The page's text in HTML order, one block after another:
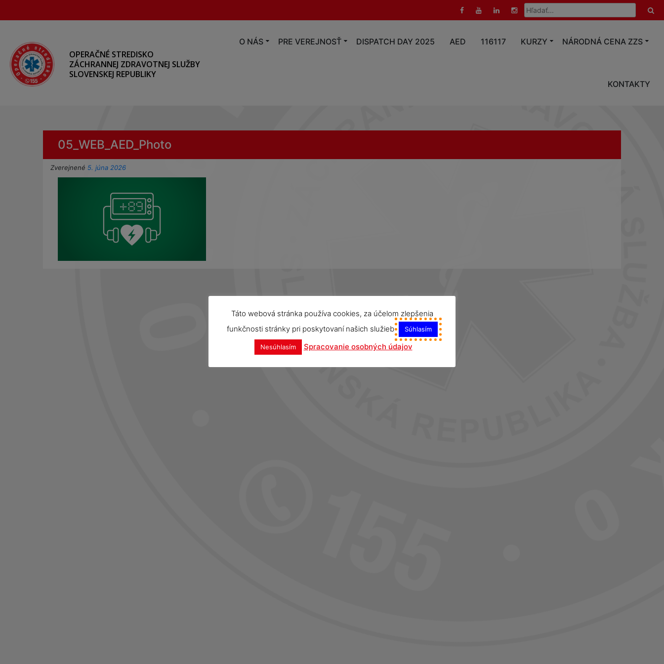
Hľadať:
OPERAČNÉ STREDISKO
ZÁCHRANNEJ ZDRAVOTNEJ SLUŽBY
SLOVENSKEJ REPUBLIKY
O NÁS PRE VEREJNOSŤ DISPATCH DAY 2025 AED 116117 KURZY NÁRODNÁ CENA ZZS
KONTAKTY
05_WEB_AED_Photo
Zverejnené 5. júna 2026
Táto webová stránka používa cookies, za účelom zlepšenia
funkčnosti stránky pri poskytovaní našich služieb
Súhlasím
Nesúhlasím Spracovanie osobných údajov